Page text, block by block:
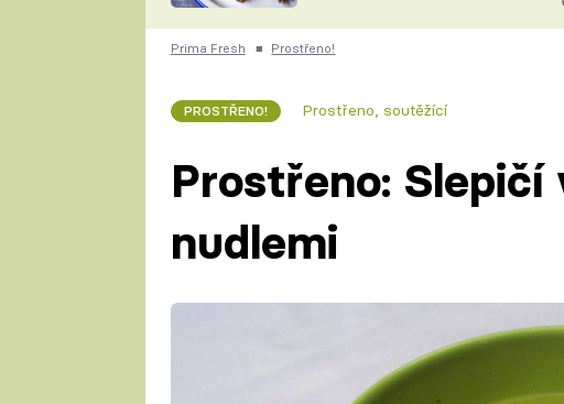
ČESKO NA TALÍŘI
KUCHAŘKA
zpracovat přerostlé
cukety
Prima Fresh ■ Prostřeno!
PROSTŘENO! Prostřeno, soutěžící
Prostřeno: Slepičí
nudlemi